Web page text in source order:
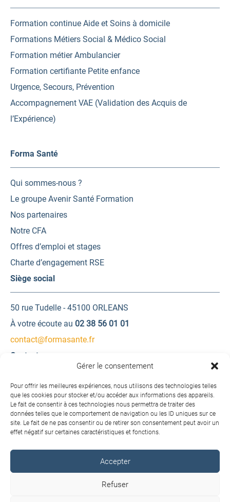
Gérer le consentement
Pour offrir les meilleures expériences, nous utilisons des technologies telles
que les cookies pour stocker et/ou accéder aux informations des appareils.
Le fait de consentir à ces technologies nous permettra de traiter des
données telles que le comportement de navigation ou les ID uniques sur ce
site. Le fait de ne pas consentir ou de retirer son consentement peut avoir un
effet négatif sur certaines caractéristiques et fonctions.
Accepter
Refuser
Formation continue Aide et Soins à domicile
Formations Métiers Social & Médico Social
Formation métier Ambulancier
Formation certifiante Petite enfance
Urgence, Secours, Prévention
Accompagnement VAE (Validation des Acquis de
l’Expérience)
Forma Santé
Qui sommes-nous ?
Le groupe Avenir Santé Formation
Nos partenaires
Notre CFA
Offres d’emploi et stages
Charte d’engagement RSE
Siège social
50 rue Tudelle - 45100 ORLEANS
À votre écoute au 02 38 56 01 01
contact@formasante.fr
Contactez-nous
Une question ? Une demande d’information ?
Contactez-nous
Copyright © 2026 FORMA SANTÉ. Tous droits réservés.